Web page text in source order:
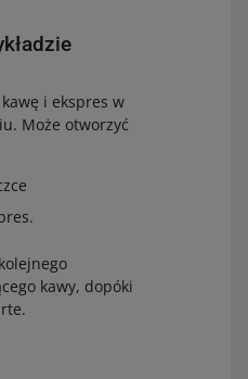
i ekspres w
Może otworzyć
kawy, dopóki